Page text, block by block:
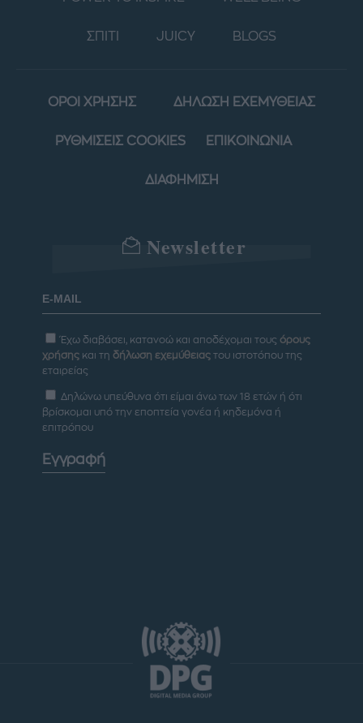
ΣΠΙΤΙ JUICY BLOGS
ΟΡΟΙ ΧΡΗΣΗΣ ΔΗΛΩΣΗ ΕΧΕΜΥΘΕΙΑΣ
ΡΥΘΜΙΣΕΙΣ COOKIES ΕΠΙΚΟΙΝΩΝΙΑ
ΔΙΑΦΗΜΙΣΗ
Newsletter
Έχω διαβάσει, κατανοώ και αποδέχομαι τους όρους
χρήσης και τη δήλωση εχεμύθειας του ιστοτόπου της
εταιρείας
Δηλώνω υπεύθυνα ότι είμαι άνω των 18 ετών ή ότι
βρίσκομαι υπό την εποπτεία γονέα ή κηδεμόνα ή
επιτρόπου
Εγγραφή